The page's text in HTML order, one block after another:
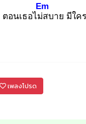
ตอนเธอไม่ส
Em
บาย มีใค
เพลงโปรด